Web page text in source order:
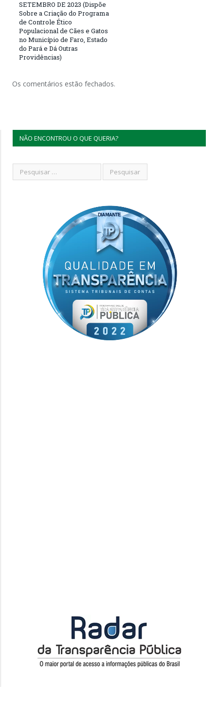
SETEMBRO DE 2023 (Dispõe
Sobre a Criação do Programa
de Controle Ético
Populacional de Cães e Gatos
no Município de Faro, Estado
do Pará e Dá Outras
Providências)
Os comentários estão fechados.
NÃO ENCONTROU O QUE QUERIA?